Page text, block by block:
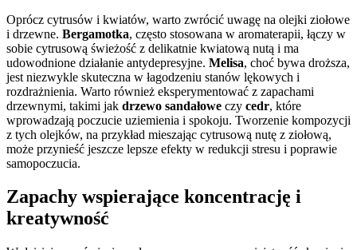
Oprócz cytrusów i kwiatów, warto zwrócić uwagę na olejki ziołowe
i drzewne. Bergamotka, często stosowana w aromaterapii, łączy w
sobie cytrusową świeżość z delikatnie kwiatową nutą i ma
udowodnione działanie antydepresyjne. Melisa, choć bywa droższa,
jest niezwykle skuteczna w łagodzeniu stanów lękowych i
rozdrażnienia. Warto również eksperymentować z zapachami
drzewnymi, takimi jak drzewo sandałowe czy cedr, które
wprowadzają poczucie uziemienia i spokoju. Tworzenie kompozycji
z tych olejków, na przykład mieszając cytrusową nutę z ziołową,
może przynieść jeszcze lepsze efekty w redukcji stresu i poprawie
samopoczucia.
Zapachy wspierające koncentrację i
kreatywność